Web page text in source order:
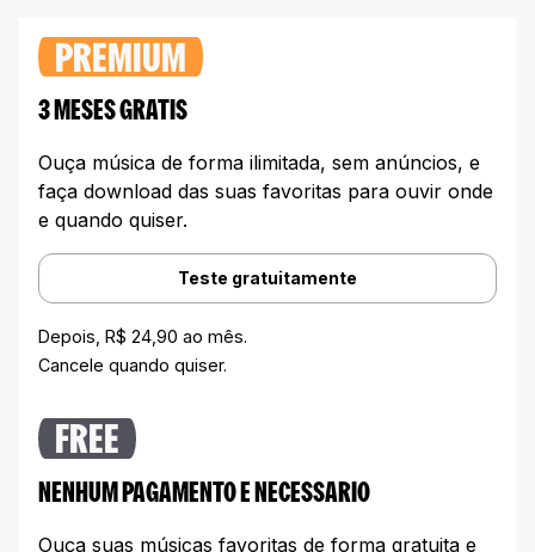
PREMIUM
3 MESES GRATIS
Ouça música de forma ilimitada, sem anúncios, e
faça download das suas favoritas para ouvir onde
e quando quiser.
Teste gratuitamente
Depois, R$ 24,90 ao mês.
Cancele quando quiser.
FREE
NENHUM PAGAMENTO E NECESSARIO
Ouça suas músicas favoritas de forma gratuita e